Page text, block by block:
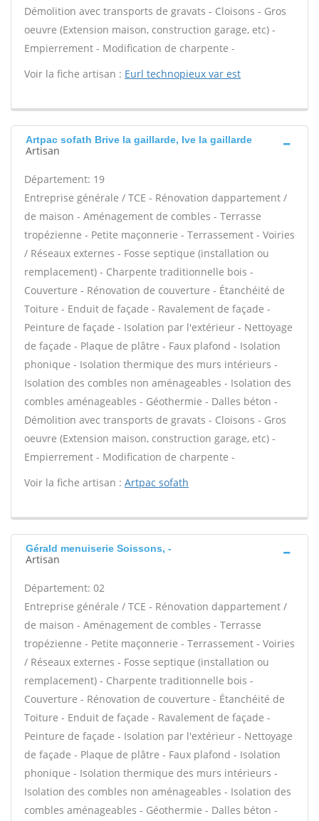
Démolition avec transports de gravats - Cloisons - Gros
oeuvre (Extension maison, construction garage, etc) -
Empierrement - Modification de charpente -
Voir la fiche artisan : Eurl technopieux var est
Artpac sofath Brive la gaillarde, Ive la gaillarde
Artisan
Département: 19
Entreprise générale / TCE - Rénovation dappartement /
de maison - Aménagement de combles - Terrasse
tropézienne - Petite maçonnerie - Terrassement - Voiries
/ Réseaux externes - Fosse septique (installation ou
remplacement) - Charpente traditionnelle bois -
Couverture - Rénovation de couverture - Étanchéité de
Toiture - Enduit de façade - Ravalement de façade -
Peinture de façade - Isolation par l'extérieur - Nettoyage
de façade - Plaque de plâtre - Faux plafond - Isolation
phonique - Isolation thermique des murs intérieurs -
Isolation des combles non aménageables - Isolation des
combles aménageables - Géothermie - Dalles béton -
Démolition avec transports de gravats - Cloisons - Gros
oeuvre (Extension maison, construction garage, etc) -
Empierrement - Modification de charpente -
Voir la fiche artisan : Artpac sofath
Gérald menuiserie Soissons, -
Artisan
Département: 02
Entreprise générale / TCE - Rénovation dappartement /
de maison - Aménagement de combles - Terrasse
tropézienne - Petite maçonnerie - Terrassement - Voiries
/ Réseaux externes - Fosse septique (installation ou
remplacement) - Charpente traditionnelle bois -
Couverture - Rénovation de couverture - Étanchéité de
Toiture - Enduit de façade - Ravalement de façade -
Peinture de façade - Isolation par l'extérieur - Nettoyage
de façade - Plaque de plâtre - Faux plafond - Isolation
phonique - Isolation thermique des murs intérieurs -
Isolation des combles non aménageables - Isolation des
combles aménageables - Géothermie - Dalles béton -